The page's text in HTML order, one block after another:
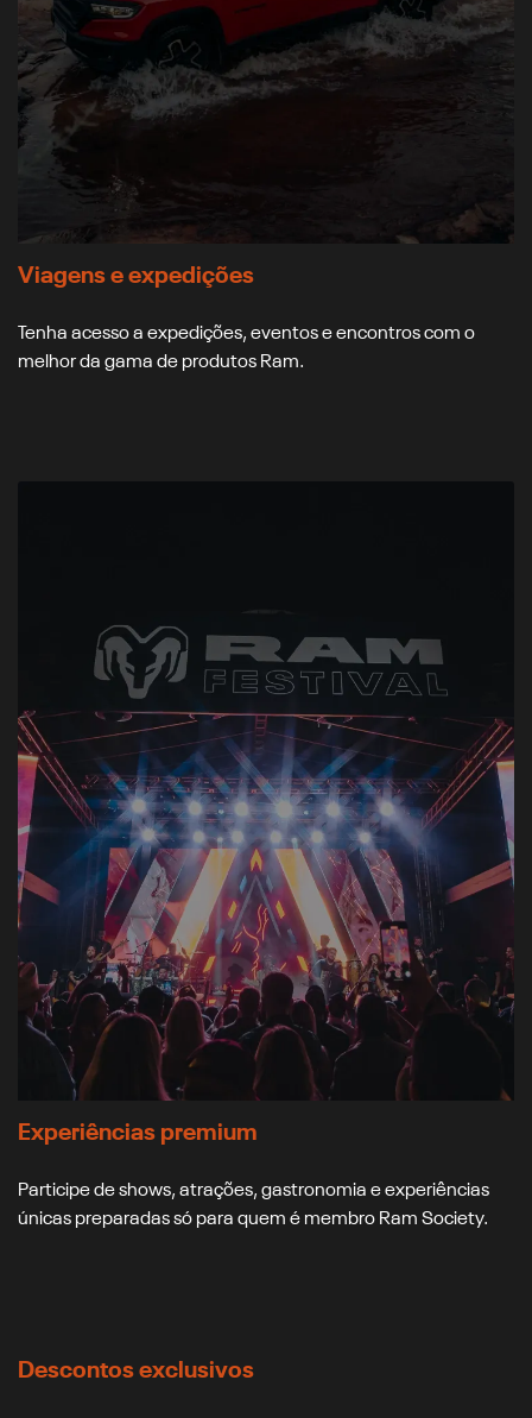
Viagens e expedições
Tenha acesso a expedições, eventos e encontros com o
melhor da gama de produtos Ram.
Experiências premium
Participe de shows, atrações, gastronomia e experiências
únicas preparadas só para quem é membro Ram Society.
Descontos exclusivos